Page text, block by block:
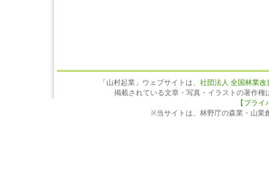
「山村起業」ウェブサイトは、 社団法人 全国林業
掲載されている文章・写真・イラストの著作
【プラ
※当サイトは、林野庁の森業・山業